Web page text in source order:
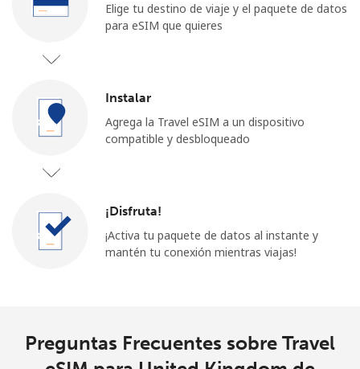
Elige tu destino de viaje y el paquete de datos
para eSIM que quieres
Instalar
Agrega la Travel eSIM a un dispositivo
compatible y desbloqueado
¡Disfruta!
¡Activa tu paquete de datos al instante y
mantén tu conexión mientras viajas!
Preguntas Frecuentes sobre Travel